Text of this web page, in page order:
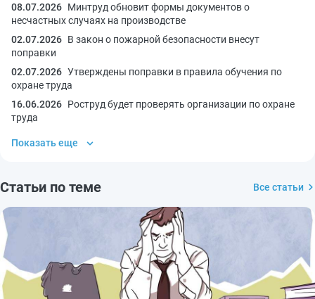
08.07.2026 Минтруд обновит формы документов о
несчастных случаях на производстве
02.07.2026 В закон о пожарной безопасности внесут
поправки
02.07.2026 Утверждены поправки в правила обучения по
охране труда
16.06.2026 Роструд будет проверять организации по охране
труда
Показать еще
Статьи по теме Все статьи